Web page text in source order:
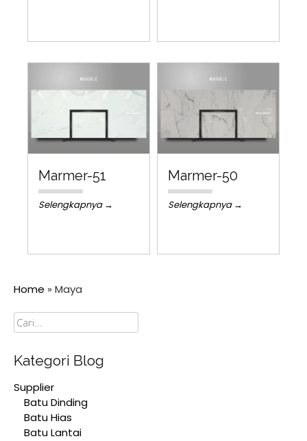
Marmer-51
Selengkapnya →
Marmer-50
Selengkapnya →
Home » Maya
Cari
Kategori Blog
Supplier
Batu Dinding
Batu Hias
Batu Lantai